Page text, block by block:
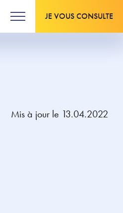
JE VOUS CONSULTE
Mis à jour le 13.04.2022